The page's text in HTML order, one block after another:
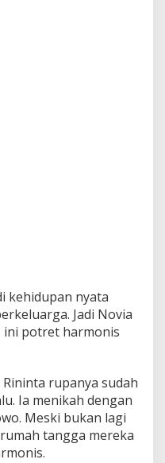
kehidupan nyata
Jadi Novia
ini potret harmonis
rupanya sudah
Ia menikah dengan
Meski bukan lagi
tangga mereka